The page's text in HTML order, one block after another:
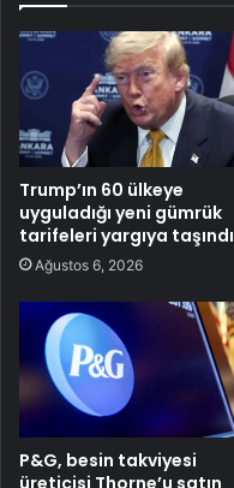
Trump’ın 60 ülkeye
uyguladığı yeni gümrük
tarifeleri yargıya taşındı
Ağustos 6, 2026
P&G, besin takviyesi
üreticisi Thorne’u satın